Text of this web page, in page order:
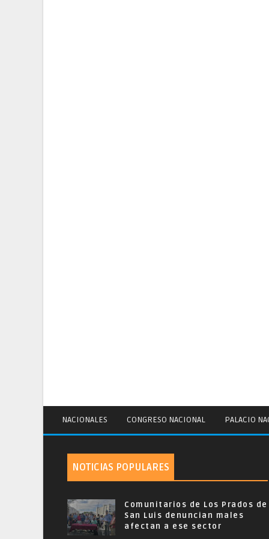
NACIONALES CONGRESO NACIONAL PALACIO
NOTICIAS POPULARES
Comunitarios de Los Prados de
San Luis denuncian males
afectan a ese sector